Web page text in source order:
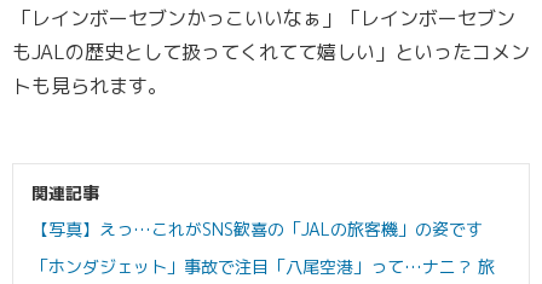
「レインボーセブンかっこいいなぁ」「レインボーセブン
もJALの歴史として扱ってくれてて嬉しい」といったコメン
トも見られます。
関連記事
【写真】えっ…これがSNS歓喜の「JALの旅客機」の姿です
「ホンダジェット」事故で注目「八尾空港」って…ナニ？ 旅